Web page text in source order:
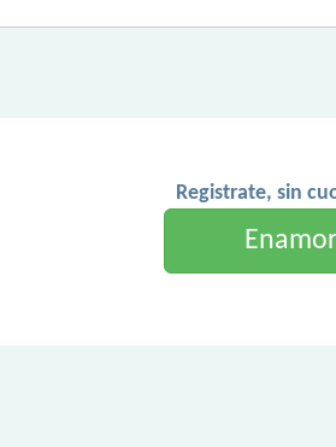
Registrate, sin